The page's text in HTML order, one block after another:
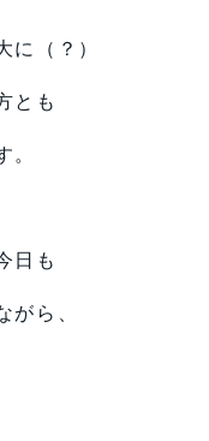
に（？）
とも
。
日も
がら、